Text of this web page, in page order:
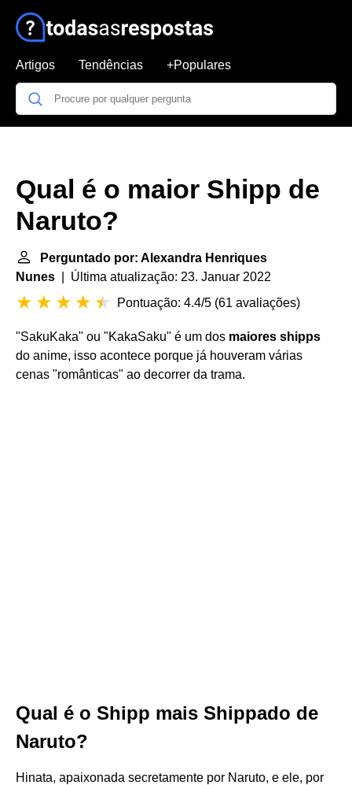
Artigos Tendências +Populares
Qual é o maior Shipp de
Naruto?
Perguntado por: Alexandra Henriques
Nunes | Última atualização: 23. Januar 2022
Pontuação: 4.4/5 (61 avaliações)
"SakuKaka" ou "KakaSaku" é um dos maiores shipps
do anime, isso acontece porque já houveram várias
cenas "românticas" ao decorrer da trama.
Qual é o Shipp mais Shippado de
Naruto?
Hinata, apaixonada secretamente por Naruto, e ele, por